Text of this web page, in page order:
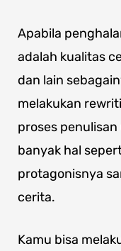
Apabila
adalah kualitas
dan lain
melakukan
proses
banyak hal
protagonisnya
cerita.
Kamu bisa